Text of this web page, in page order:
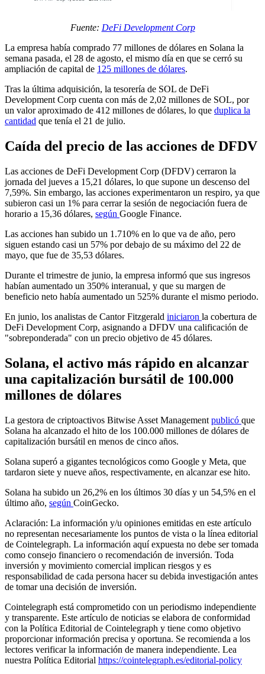
Fuente: DeFi Development Corp
La empresa había comprado 77 millones de dólares en Solana la
semana pasada, el 28 de agosto, el mismo día en que se cerró su
ampliación de capital de 125 millones de dólares.
Tras la última adquisición, la tesorería de SOL de DeFi
Development Corp cuenta con más de 2,02 millones de SOL, por
un valor aproximado de 412 millones de dólares, lo que duplica la
cantidad que tenía el 21 de julio.
Caída del precio de las acciones de DFDV
Las acciones de DeFi Development Corp (DFDV) cerraron la
jornada del jueves a 15,21 dólares, lo que supone un descenso del
7,59%. Sin embargo, las acciones experimentaron un respiro, ya que
subieron casi un 1% para cerrar la sesión de negociación fuera de
horario a 15,36 dólares, según Google Finance.
Las acciones han subido un 1.710% en lo que va de año, pero
siguen estando casi un 57% por debajo de su máximo del 22 de
mayo, que fue de 35,53 dólares.
Durante el trimestre de junio, la empresa informó que sus ingresos
habían aumentado un 350% interanual, y que su margen de
beneficio neto había aumentado un 525% durante el mismo periodo.
En junio, los analistas de Cantor Fitzgerald iniciaron la cobertura de
DeFi Development Corp, asignando a DFDV una calificación de
"sobreponderada" con un precio objetivo de 45 dólares.
Solana, el activo más rápido en alcanzar
una capitalización bursátil de 100.000
millones de dólares
La gestora de criptoactivos Bitwise Asset Management publicó que
Solana ha alcanzado el hito de los 100.000 millones de dólares de
capitalización bursátil en menos de cinco años.
Solana superó a gigantes tecnológicos como Google y Meta, que
tardaron siete y nueve años, respectivamente, en alcanzar ese hito.
Solana ha subido un 26,2% en los últimos 30 días y un 54,5% en el
último año, según CoinGecko.
Aclaración: La información y/u opiniones emitidas en este artículo
no representan necesariamente los puntos de vista o la línea editorial
de Cointelegraph. La información aquí expuesta no debe ser tomada
como consejo financiero o recomendación de inversión. Toda
inversión y movimiento comercial implican riesgos y es
responsabilidad de cada persona hacer su debida investigación antes
de tomar una decisión de inversión.
Cointelegraph está comprometido con un periodismo independiente
y transparente. Este artículo de noticias se elabora de conformidad
con la Política Editorial de Cointelegraph y tiene como objetivo
proporcionar información precisa y oportuna. Se recomienda a los
lectores verificar la información de manera independiente. Lea
nuestra Política Editorial https://cointelegraph.es/editorial-policy